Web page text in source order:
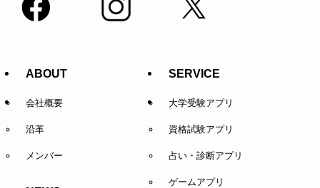
ABOUT
会社概要
沿革
メンバー
SERVICE
大学受験アプリ
資格試験アプリ
占い・診断アプリ
ゲームアプリ